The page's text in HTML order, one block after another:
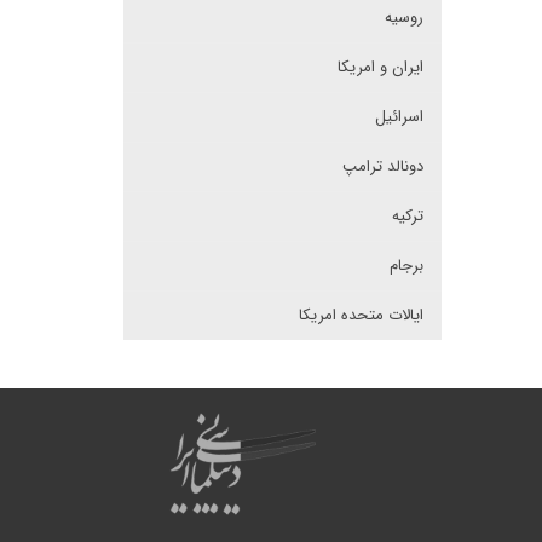
روسیه
ایران و امریکا
اسرائیل
دونالد ترامپ
ترکیه
برجام
ایالات متحده امریکا